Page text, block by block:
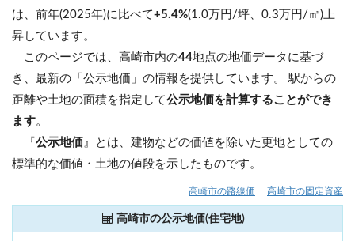
は、前年(2025年)に比べて+5.4%(1.0万円/坪、0.3万円/㎡)上
昇しています。
このページでは、高崎市内の44地点の地価データに基づ
き、最新の「公示地価」の情報を提供しています。 駅からの
距離や土地の面積を指定して公示地価を計算することができ
ます。
『公示地価 』とは、建物などの価値を除いた更地としての
標準的な価値・土地の値段を示したものです。
高崎市の路線価 高崎市の固定資産
高崎市の公示地価(住宅地)